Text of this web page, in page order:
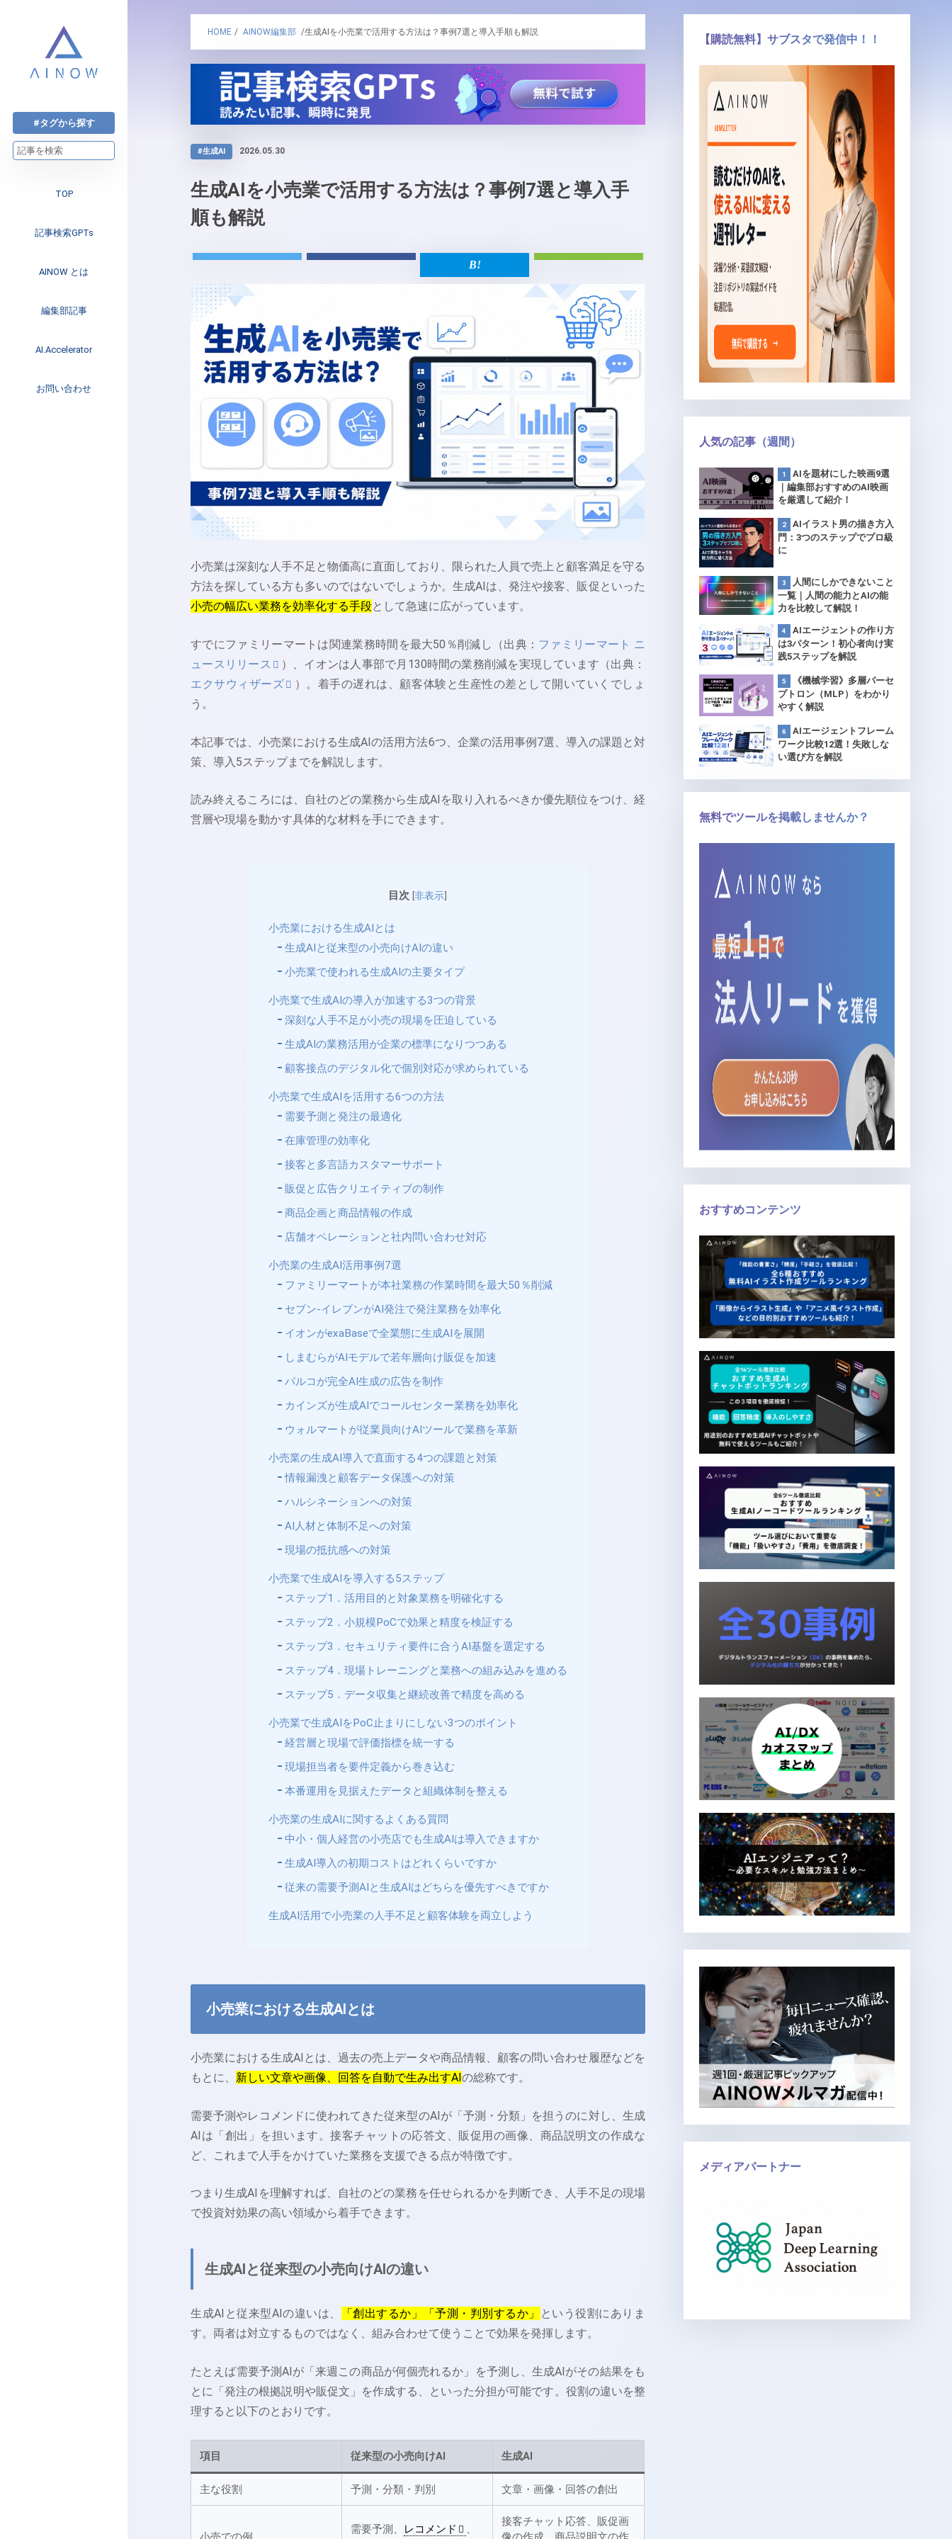
#タグから探す
TOP
記事検索GPTs
AINOW とは
編集部記事
注目のニュース
インタビュー
Web3
AI.Accelerator
AI.Accelerator記事
お問い合わせ
HOME / AINOW編集部 /生成AIを小売業で活用する方法は？事例7選と導入手順も解説
#生成AI 2026.05.30
生成AIを小売業で活用する方法は？事例7選と導入手
順も解説
小売業は深刻な人手不足と物価高に直面しており、限られた人員で売上と顧客満足を守る
方法を探している方も多いのではないでしょうか。生成AIは、発注や接客、販促といった
小売の幅広い業務を効率化する手段として急速に広がっています。
すでにファミリーマートは関連業務時間を最大50％削減し（出典： ファミリーマート ニ
ュースリリース
）、イオンは人事部で月130時間の業務削減を実現しています（出典：
エクサウィザーズ
）。着手の遅れは、顧客体験と生産性の差として開いていくでしょ
う。
本記事では、小売業における生成AIの活用方法6つ、企業の活用事例7選、導入の課題と対
策、導入5ステップまでを解説します。
読み終えるころには、自社のどの業務から生成AIを取り入れるべきか優先順位をつけ、経
営層や現場を動かす具体的な材料を手にできます。
目次 [非表示]
小売業における生成AIとは
生成AIと従来型の小売向けAIの違い
小売業で使われる生成AIの主要タイプ
小売業で生成AIの導入が加速する3つの背景
深刻な人手不足が小売の現場を圧迫している
生成AIの業務活用が企業の標準になりつつある
顧客接点のデジタル化で個別対応が求められている
小売業で生成AIを活用する6つの方法
需要予測と発注の最適化
在庫管理の効率化
接客と多言語カスタマーサポート
販促と広告クリエイティブの制作
商品企画と商品情報の作成
店舗オペレーションと社内問い合わせ対応
小売業の生成AI活用事例7選
ファミリーマートが本社業務の作業時間を最大50％削減
セブン-イレブンがAI発注で発注業務を効率化
イオンがexaBaseで全業態に生成AIを展開
しまむらがAIモデルで若年層向け販促を加速
パルコが完全AI生成の広告を制作
カインズが生成AIでコールセンター業務を効率化
ウォルマートが従業員向けAIツールで業務を革新
小売業の生成AI導入で直面する4つの課題と対策
情報漏洩と顧客データ保護への対策
ハルシネーションへの対策
AI人材と体制不足への対策
現場の抵抗感への対策
小売業で生成AIを導入する5ステップ
ステップ1．活用目的と対象業務を明確化する
ステップ2．小規模PoCで効果と精度を検証する
ステップ3．セキュリティ要件に合うAI基盤を選定する
ステップ4．現場トレーニングと業務への組み込みを進める
ステップ5．データ収集と継続改善で精度を高める
小売業で生成AIをPoC止まりにしない3つのポイント
経営層と現場で評価指標を統一する
現場担当者を要件定義から巻き込む
本番運用を見据えたデータと組織体制を整える
小売業の生成AIに関するよくある質問
中小・個人経営の小売店でも生成AIは導入できますか
生成AI導入の初期コストはどれくらいですか
従来の需要予測AIと生成AIはどちらを優先すべきですか
生成AI活用で小売業の人手不足と顧客体験を両立しよう
小売業における生成AIとは
小売業における生成AIとは、過去の売上データや商品情報、顧客の問い合わせ履歴などを
もとに、 新しい文章や画像、回答を自動で生み出すAIの総称です。
需要予測やレコメンドに使われてきた従来型のAIが「予測・分類」を担うのに対し、生成
AIは「創出」を担います。接客チャットの応答文、販促用の画像、商品説明文の作成な
ど、これまで人手をかけていた業務を支援できる点が特徴です。
つまり生成AIを理解すれば、自社のどの業務を任せられるかを判断でき、人手不足の現場
で投資対効果の高い領域から着手できます。
生成AIと従来型の小売向けAIの違い
生成AIと従来型AIの違いは、 「創出するか」「予測・判別するか」
という役割にありま
す。両者は対立するものではなく、組み合わせて使うことで効果を発揮します。
たとえば需要予測AIが「来週この商品が何個売れるか」を予測し、生成AIがその結果をも
とに「発注の根拠説明や販促文」を作成する、といった分担が可能です。役割の違いを整
理すると以下のとおりです。
項目 従来型の小売向けAI 生成AI
主な役割 予測・分類・判別 文章・画像・回答の創出
需要予測、 レコメンド
接客チャット応答、販促画
【購読無料】サブスタで発信中！！
人気の記事（週間）
AIを題材にした映画9選
｜編集部おすすめのAI映画
を厳選して紹介！
AIイラスト男の描き方入
門：3つのステップでプロ級
に
人間にしかできないこと
一覧｜人間の能力とAIの能
力を比較して解説！
AIエージェントの作り方
は3パターン！初心者向け実
践5ステップを解説
《機械学習》多層パーセ
プトロン（MLP）をわかり
やすく解説
AIエージェントフレーム
ワーク比較12選！失敗しな
い選び方を解説
無料でツールを掲載しませんか？
おすすめコンテンツ
メディアパートナー